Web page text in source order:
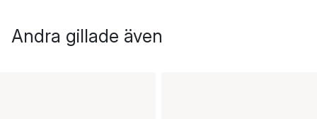
Andra gillade även